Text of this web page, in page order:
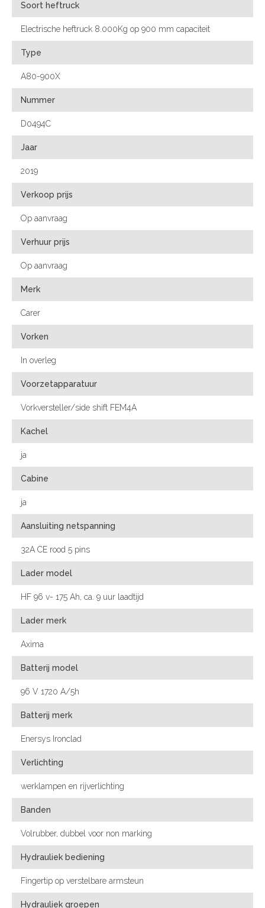
Soort heftruck
Electrische heftruck 8.000Kg op 900 mm capaciteit
Type
A80-900X
Nummer
D0494C
Jaar
2019
Verkoop prijs
Op aanvraag
Verhuur prijs
Op aanvraag
Merk
Carer
Vorken
In overleg
Voorzetapparatuur
Vorkversteller/side shift FEM4A
Kachel
ja
Cabine
ja
Aansluiting netspanning
32A CE rood 5 pins
Lader model
HF 96 v- 175 Ah, ca. 9 uur laadtijd
Lader merk
Axima
Batterij model
96 V 1720 A/5h
Batterij merk
Enersys Ironclad
Verlichting
werklampen en rijverlichting
Banden
Volrubber, dubbel voor non marking
Hydrauliek bediening
Fingertip op verstelbare armsteun
Hydrauliek groepen